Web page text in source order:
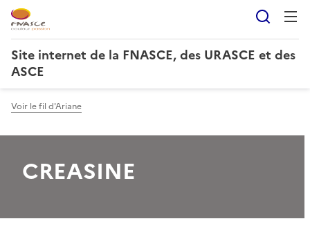
Site internet de la FNASCE, des URASCE et des
ASCE
Voir le fil d'Ariane
CREASINE